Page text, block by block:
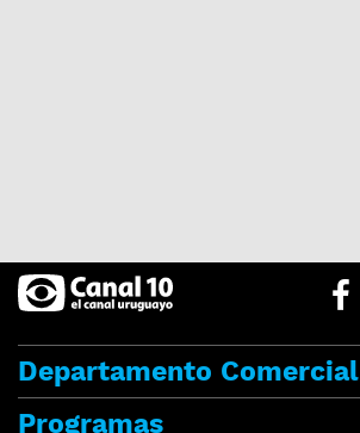
Departamento Comercial
Programas